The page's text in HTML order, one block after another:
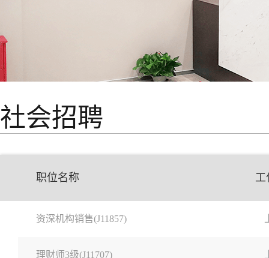
社会招聘
职位名称 工
资深机构销售(J11857)
理财师3级(J11707)